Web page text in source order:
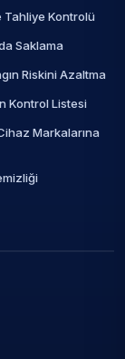
Tahliye Kontrolü
Saklama
Riskini Azaltma
Kontrol Listesi
Markalarına